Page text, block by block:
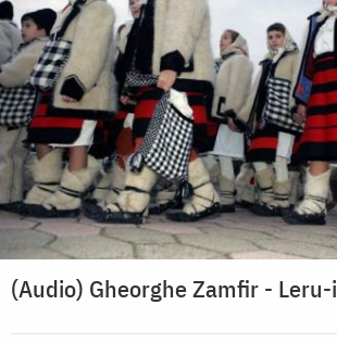
(Audio) Gheorghe Zamfir -